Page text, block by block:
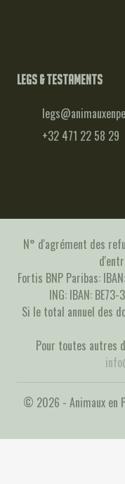
Legs & testaments
+32 471 22 58 29
N° d'agrément des
Fortis BNP Paribas:
ING: IBAN:
Si le total annuel des
Pour toutes autres
© 2026 - Animaux en